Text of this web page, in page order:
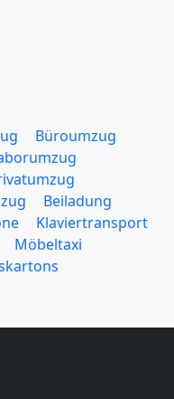
Büroumzug
Beiladung
Klaviertransport
Möbeltaxi